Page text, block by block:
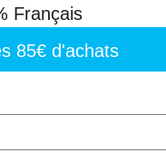
Français
85€ d'achats